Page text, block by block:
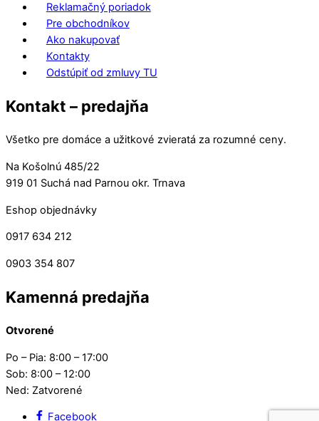
Reklamačný poriadok
Pre obchodníkov
Ako nakupovať
Kontakty
Odstúpiť od zmluvy TU
Kontakt – predajňa
Všetko pre domáce a užitkové zvieratá za rozumné ceny.
Na Košolnú 485/22
919 01 Suchá nad Parnou okr. Trnava
Eshop objednávky
0917 634 212
0903 354 807
Kamenná predajňa
Otvorené
Po – Pia: 8:00 – 17:00
Sob: 8:00 – 12:00
Ned: Zatvorené
Facebook